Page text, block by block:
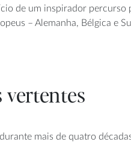
de um inspirador
– Alemanha, Bélgica e
vertentes
mais de quatro